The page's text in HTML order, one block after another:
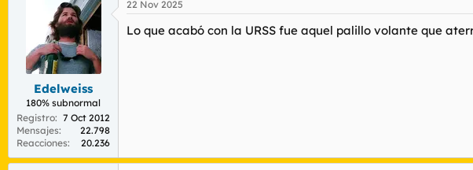
Edelweiss
180% subnormal
Registro
7 Oct 2012
Mensajes
22.798
Reacciones
20.236
22 Nov 2025
Lo que acabó con la URSS fue aquel palillo volante que